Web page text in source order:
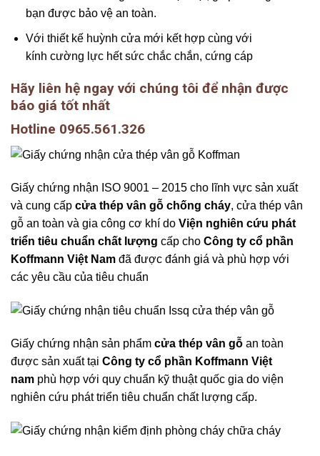
bạn được bảo vệ an toàn.
Với thiết kế huỳnh cửa mới kết hợp cùng với
kính cường lực hết sức chắc chắn, cứng cáp
Hãy liên hệ ngay với chúng tôi để nhận được
báo giá tốt nhất
Hotline 0965.561.326
Giấy chứng nhận ISO 9001 – 2015 cho lĩnh vực sản xuất
và cung cấp cửa thép vân gỗ chống cháy, cửa thép vân
gỗ an toàn và gia công cơ khí do Viện nghiên cứu phát
triển tiêu chuẩn chất lượng cấp cho Công ty cổ phần
Koffmann Việt Nam đã được đánh giá và phù hợp với
các yêu cầu của tiêu chuẩn
Giấy chứng nhận sản phẩm cửa thép vân gỗ an toàn
được sản xuất tại Công ty cổ phần Koffmann Việt
nam phù hợp với quy chuẩn kỹ thuật quốc gia do viện
nghiên cứu phát triển tiêu chuẩn chất lượng cấp.